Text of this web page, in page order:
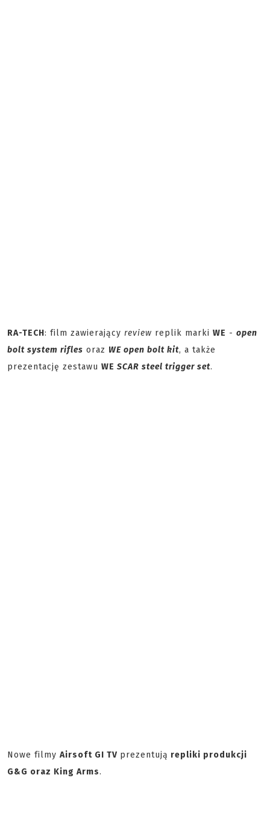
RA-TECH: film zawierający review replik marki WE - open
bolt system rifles oraz WE open bolt kit, a także
prezentację zestawu WE SCAR steel trigger set.
Nowe filmy Airsoft GI TV prezentują repliki produkcji
G&G oraz King Arms.